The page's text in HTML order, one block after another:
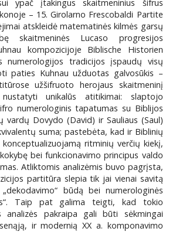
ypač įtakingus skaitmeninius šifrus
– 15. Girolarno Frescobaldi Partite
atskleidė matematinės kilmės garsų
skaitmeninės Lucaso progresijos
kompozicijoje Biblische Historien
numerologijos tradicijos įspaudų visų
paties Kuhnau užduotas galvosūkis –
užšifruoto herojaus skaitmeninį
nustatyti unikalūs atitikimai: slaptojo
numerologinis tapatumas su Biblijos
vardų Dovydo (David) ir Sauliaus (Saul)
suma; pastebėta, kad ir Biblinių
ritminių verčių kiekį,
bei funkcionavimo principus valdo
Atliktomis analizėmis buvo pagrįsta,
partitūra slepia tik jai vienai savitą
būdą bei numerologinės
Taip pat galima teigti, kad tokio
analizės pakraipa gali būti sėkmingai
ir modernią XX a. komponavimo